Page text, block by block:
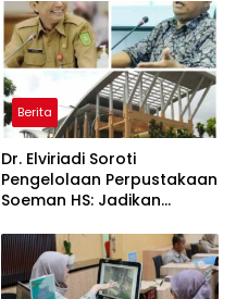
Kembali Diakui
Berita
Dr. Elviriadi Soroti
Pengelolaan Perpustakaan
Soeman HS: Jadikan
Kawah Candradimuka
Intelektual